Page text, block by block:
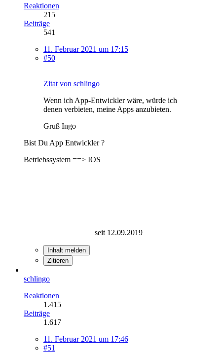
Reaktionen
215
Beiträge
541
11. Februar 2021 um 17:15
#50
Zitat von schlingo
Wenn ich App-Entwickler wäre, würde ich
denen verbieten, meine Apps anzubieten.
Gruß Ingo
Bist Du App Entwickler ?
Betriebssystem ==> IOS
seit 12.09.2019
Inhalt melden
Zitieren
schlingo
Reaktionen
1.415
Beiträge
1.617
11. Februar 2021 um 17:46
#51